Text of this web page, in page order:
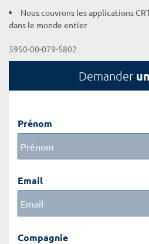
Nous couvrons les applications
dans le monde entier
5950-00-079-5802
Demander
Prénom
Email
Compagnie